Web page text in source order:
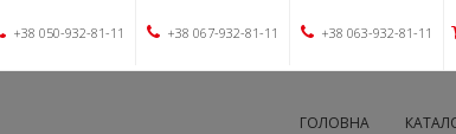
+38 050-932-81-11 +38 067-932-81-11 +38 063-932-81-11
ГОЛОВНА